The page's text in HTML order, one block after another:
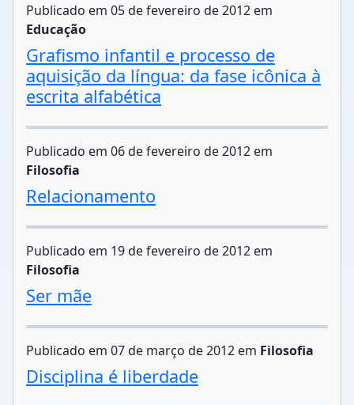
Publicado em 05 de fevereiro de 2012 em
Educação
Grafismo infantil e processo de
aquisição da língua: da fase icônica à
escrita alfabética
Publicado em 06 de fevereiro de 2012 em
Filosofia
Relacionamento
Publicado em 19 de fevereiro de 2012 em
Filosofia
Ser mãe
Publicado em 07 de março de 2012 em Filosofia
Disciplina é liberdade